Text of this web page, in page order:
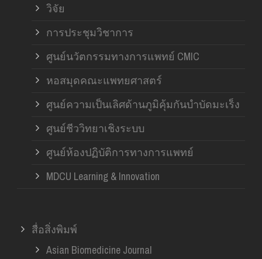
วิจัย
การประชุมวิชาการ
ศูนย์นวัตกรรมทางการแพทย์ CMIC
หอสมุดคณะแพทยศาสตร์
ศูนย์ความเป็นเลิศด้านภูมิคุ้มกันบำบัดมะเร็ง
ศูนย์ชีววิทยาเชิงระบบ
ศูนย์ห้องปฏิบัติการทางการแพทย์
MDCU Learning & Innovation
สื่อสิ่งพิมพ์
Asian Biomedicine Journal